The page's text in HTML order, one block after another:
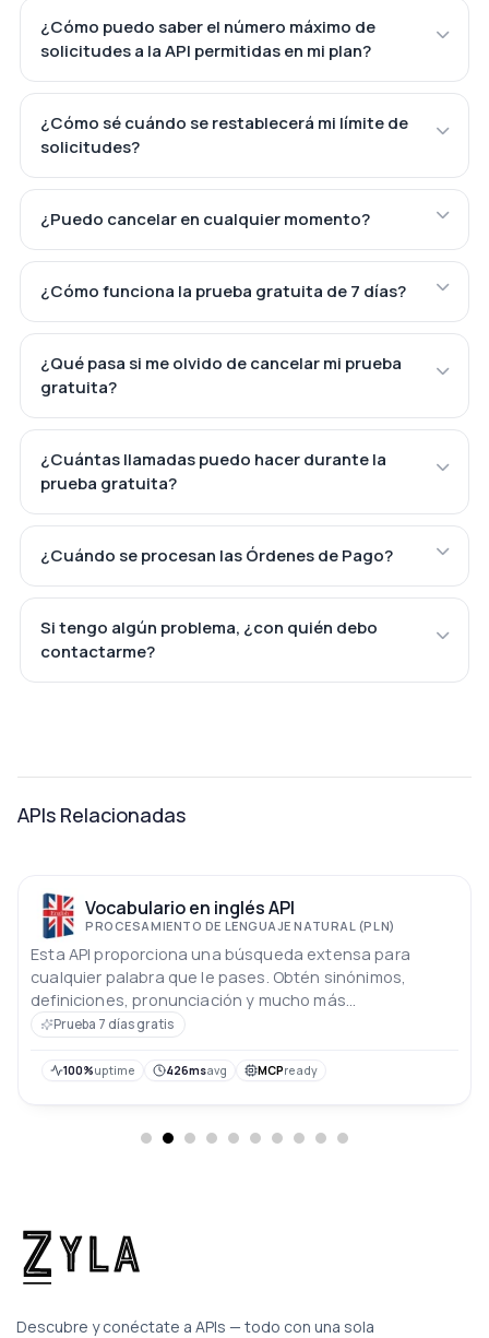
¿Cómo puedo saber el número máximo de
solicitudes a la API permitidas en mi plan?
¿Cómo sé cuándo se restablecerá mi límite de
solicitudes?
¿Puedo cancelar en cualquier momento?
¿Cómo funciona la prueba gratuita de 7 días?
¿Qué pasa si me olvido de cancelar mi prueba
gratuita?
¿Cuántas llamadas puedo hacer durante la
prueba gratuita?
¿Cuándo se procesan las Órdenes de Pago?
Si tengo algún problema, ¿con quién debo
contactarme?
APIs Relacionadas
Vocabulario en inglés API
PROCESAMIENTO DE LENGUAJE NATURAL (PLN)
Esta API proporciona una búsqueda extensa para
cualquier palabra que le pases. Obtén sinónimos,
definiciones, pronunciación y mucho más...
Prueba 7 días gratis
100%uptime 426msavg MCPready
Descubre y conéctate a APIs — todo con una sola